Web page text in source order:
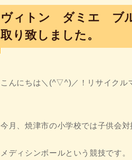
ヴィトン ダミエ ブ
取り致しました。
こんにちは＼(^▽^)／！リサイク
今月、焼津市の小学校では子供会対
メディシンボールという競技です。